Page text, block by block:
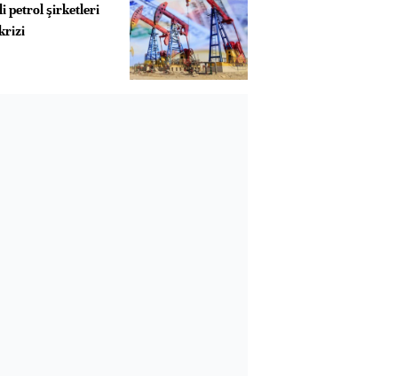
petrol şirketleri